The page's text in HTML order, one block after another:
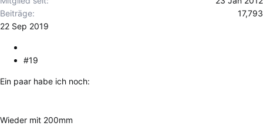
Beiträge
17,793
22 Sep 2019
#19
Ein paar habe ich noch:
Wieder mit 200mm